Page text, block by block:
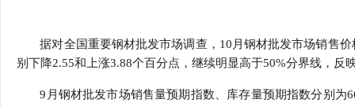
学会章程
特邀研究员
贸易与流
价格指数
据对全国重要钢材批发市场调查，10月钢材批发市场销售
别下降2.55和上涨3.88个百分点，继续明显高于50%分界线，反
9月钢材批发市场销售量预期指数、库存量预期指数分别为